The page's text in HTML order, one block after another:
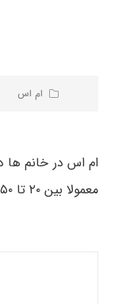
ام اس
ام اس در خانم ها
معمولا بین ۲۰ تا ۵۰ سال است.